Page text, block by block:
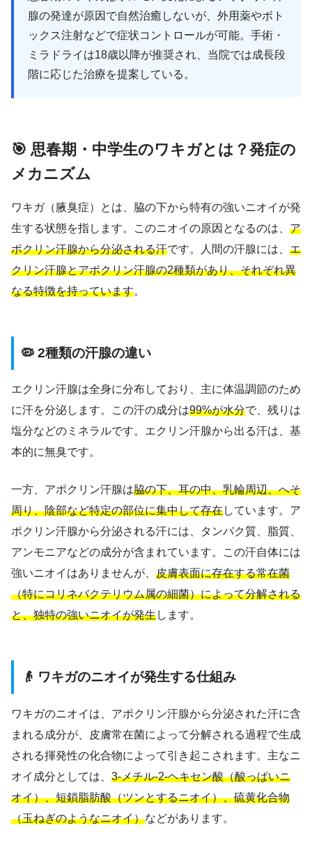
腺の発達が原因で自然治癒しないが、外用薬やボト
ックス注射などで症状コントロールが可能。手術・
ミラドライは18歳以降が推奨され、当院では成長段
階に応じた治療を提案している。
🎯 思春期・中学生のワキガとは？発症の
メカニズム
ワキガ（腋臭症）とは、脇の下から特有の強いニオイが発
生する状態を指します。このニオイの原因となるのは、 ア
ポクリン汗腺から分泌される汗です。人間の汗腺には、 エ
クリン汗腺とアポクリン汗腺の2種類があり、それぞれ異
なる特徴を持っています。
🦠 2種類の汗腺の違い
エクリン汗腺は全身に分布しており、主に体温調節のため
に汗を分泌します。この汗の成分は99%が水分で、残りは
塩分などのミネラルです。エクリン汗腺から出る汗は、基
本的に無臭です。
一方、アポクリン汗腺は脇の下、耳の中、乳輪周辺、へそ
周り、陰部など特定の部位に集中して存在しています。ア
ポクリン汗腺から分泌される汗には、タンパク質、脂質、
アンモニアなどの成分が含まれています。この汗自体には
強いニオイはありませんが、 皮膚表面に存在する常在菌
（特にコリネバクテリウム属の細菌）によって分解される
と、独特の強いニオイが発生します。
👴 ワキガのニオイが発生する仕組み
ワキガのニオイは、アポクリン汗腺から分泌された汗に含
まれる成分が、皮膚常在菌によって分解される過程で生成
される揮発性の化合物によって引き起こされます。主なニ
オイ成分としては、 3-メチル-2-ヘキセン酸（酸っぱいニ
オイ）、短鎖脂肪酸（ツンとするニオイ）、硫黄化合物
（玉ねぎのようなニオイ）などがあります。